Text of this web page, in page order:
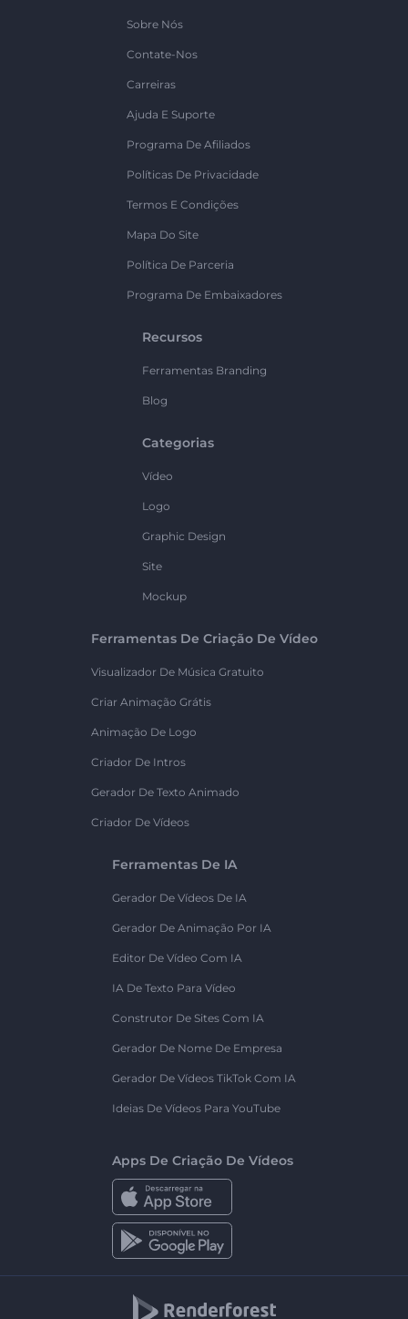
Sobre Nós
Contate-Nos
Carreiras
Ajuda E Suporte
Programa De Afiliados
Políticas De Privacidade
Termos E Condições
Mapa Do Site
Política De Parceria
Programa De Embaixadores
Recursos
Ferramentas Branding
Blog
Categorias
Vídeo
Logo
Graphic Design
Site
Mockup
Ferramentas De Criação De Vídeo
Visualizador De Música Gratuito
Criar Animação Grátis
Animação De Logo
Criador De Intros
Gerador De Texto Animado
Criador De Vídeos
Ferramentas De IA
Gerador De Vídeos De IA
Gerador De Animação Por IA
Editor De Vídeo Com IA
IA De Texto Para Vídeo
Construtor De Sites Com IA
Gerador De Nome De Empresa
Gerador De Vídeos TikTok Com IA
Ideias De Vídeos Para YouTube
Apps De Criação De Vídeos